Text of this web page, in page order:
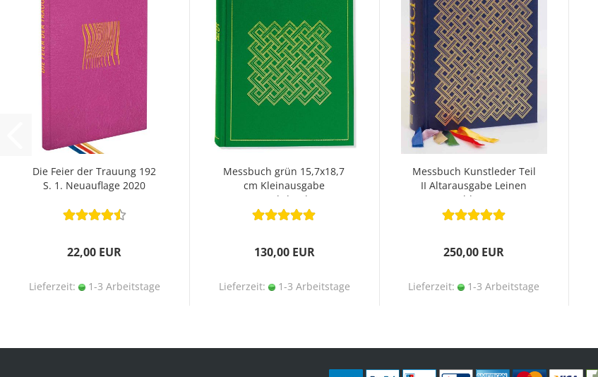
Die Feier der Trauung 192
S. 1. Neuauflage 2020
22,00 EUR
Lieferzeit: 1-3 Arbeitstage
Messbuch grün 15,7x18,7
cm Kleinausgabe
Nachdruck
130,00 EUR
Lieferzeit: 1-3 Arbeitstage
Messbuch Kunstleder Teil
II Altarausgabe Leinen
blau
250,00 EUR
Lieferzeit: 1-3 Arbeitstage